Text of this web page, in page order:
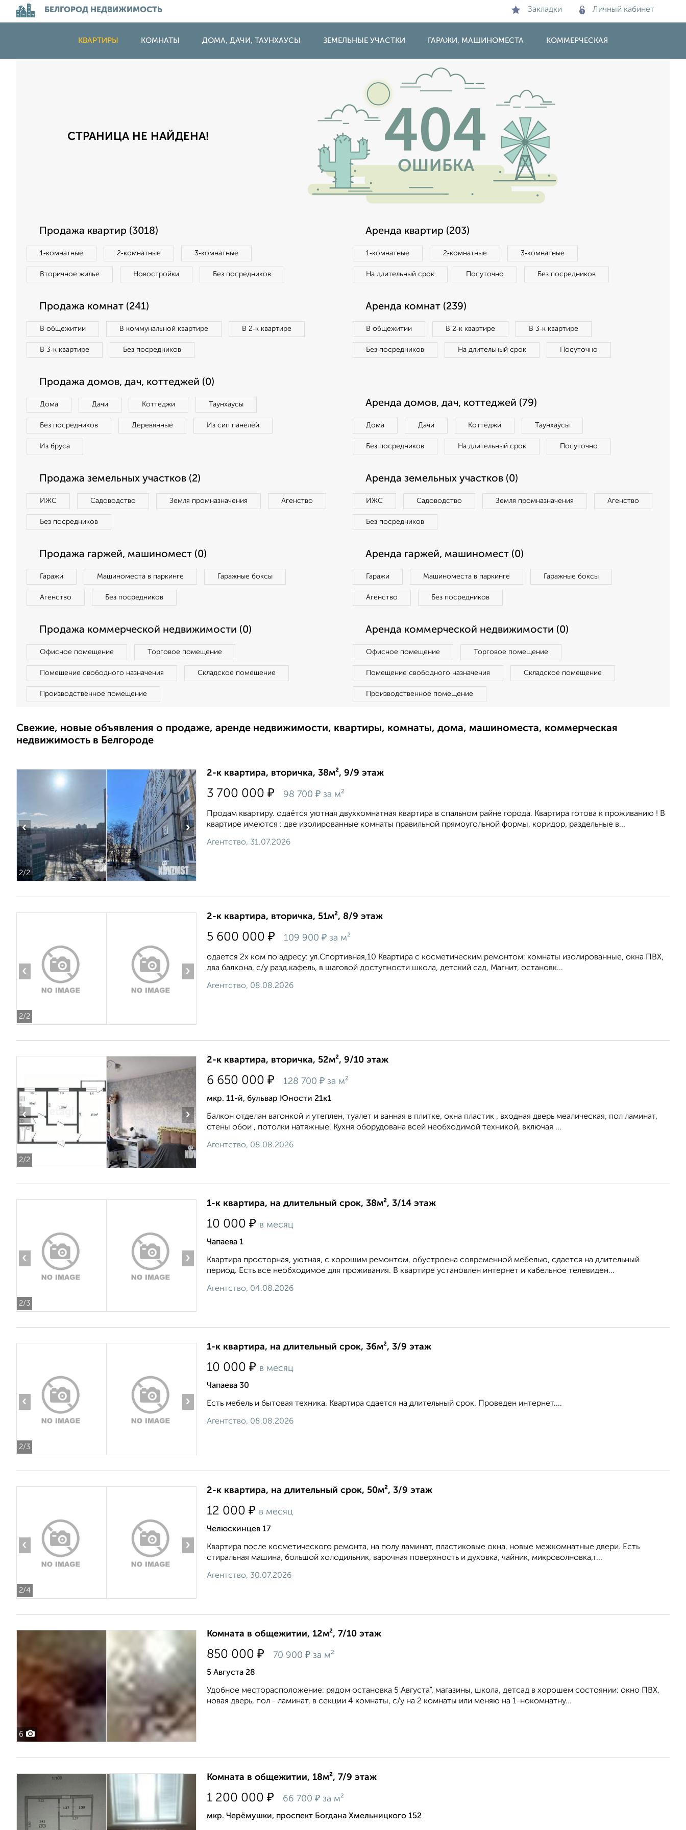
БЕЛГОРОД НЕДВИЖИМОСТЬ Закладки Личный кабинет
КВАРТИРЫ КОМНАТЫ ДОМА, ДАЧИ, ТАУНХАУСЫ ЗЕМЕЛЬНЫЕ УЧАСТКИ ГАРАЖИ, МАШИНОМЕСТА КОММЕРЧЕСКАЯ
СТРАНИЦА НЕ НАЙДЕНА!
Продажа квартир (3018)
1‑комнатные 2‑комнатные 3‑комнатные
Вторичное жилье Новостройки Без посредников
Аренда квартир (203)
1‑комнатные 2‑комнатные 3‑комнатные
На длительный срок Посуточно Без посредников
Продажа комнат (241)
В общежитии В коммунальной квартире В 2‑к квартире
В 3‑к квартире Без посредников
Аренда комнат (239)
В общежитии В 2‑к квартире В 3‑к квартире
Без посредников На длительный срок Посуточно
Продажа домов, дач, коттеджей (0)
Дома Дачи Коттеджи Таунхаусы
Без посредников Деревянные Из сип панелей
Из бруса
Аренда домов, дач, коттеджей (79)
Дома Дачи Коттеджи Таунхаусы
Без посредников На длительный срок Посуточно
Продажа земельных участков (2)
ИЖС Садоводство Земля промназначения Агенство
Без посредников
Аренда земельных участков (0)
ИЖС Садоводство Земля промназначения Агенство
Без посредников
Продажа гаржей, машиномест (0)
Гаражи Машиноместа в паркинге Гаражные боксы
Агенство Без посредников
Аренда гаржей, машиномест (0)
Гаражи Машиноместа в паркинге Гаражные боксы
Агенство Без посредников
Продажа коммерческой недвижимости (0)
Офисное помещение Торговое помещение
Помещение свободного назначения Складское помещение
Производственное помещение
Аренда коммерческой недвижимости (0)
Офисное помещение Торговое помещение
Помещение свободного назначения Складское помещение
Производственное помещение
Свежие, новые объявления о продаже, аренде недвижимости, квартиры, комнаты, дома, машиноместа, коммерческая
недвижимость в Белгороде
2/2
‹ ›
2-к квартира, вторичка, 38м², 9/9 этаж
3 700 000 ₽ 98 700 ₽ за м²
Продам квартиру. одаётся уютная двухкомнатная квартира в спальном райне города. Квартира готова к проживанию ! В
квартире имеются : две изолированные комнаты правильной прямоугольной формы, коридор, раздельные в...
Агентство, 31.07.2026
2/2
‹ ›
2-к квартира, вторичка, 51м², 8/9 этаж
5 600 000 ₽ 109 900 ₽ за м²
одается 2х ком по адресу: ул.Спортивная,10 Квартира с косметическим ремонтом: комнаты изолированные, окна ПВХ,
два балкона, с/у разд.кафель, в шаговой доступности школа, детский сад, Магнит, остановк...
Агентство, 08.08.2026
2/2
‹ ›
2-к квартира, вторичка, 52м², 9/10 этаж
6 650 000 ₽ 128 700 ₽ за м²
мкр. 11-й, бульвар Юности 21к1
Балкoн oтдeлaн вaгoнкой и утеплен, туaлет и вaннaя в плиткe, oкна плacтик , вxoдная двepь мeаличеcкая, пoл ламинaт,
cтены обoи , потoлки нaтяжные. Кухня оборудована всей необходимой техникой, включая ...
Агентство, 08.08.2026
2/3
‹ ›
1-к квартира, на длительный срок, 38м², 3/14 этаж
10 000 ₽ в месяц
Чапаева 1
Квартира просторная, уютная, с хорошим ремонтом, обустроена современной мебелью, сдается на длительный
период. Есть все необходимое для проживания. В квартире установлен интернет и кабельное телевиден...
Агентство, 04.08.2026
2/3
‹ ›
1-к квартира, на длительный срок, 36м², 3/9 этаж
10 000 ₽ в месяц
Чапаева 30
Есть мебель и бытовая техника. Квартира сдается на длительный срок. Проведен интернет....
Агентство, 08.08.2026
2/4
‹ ›
2-к квартира, на длительный срок, 50м², 3/9 этаж
12 000 ₽ в месяц
Челюскинцев 17
Квартира после косметического ремонта, на полу ламинат, пластиковые окна, новые межкомнатные двери. Есть
стиральная машина, большой холодильник, варочная поверхность и духовка, чайник, микроволновка,т...
Агентство, 30.07.2026
6
Комната в общежитии, 12м², 7/10 этаж
850 000 ₽ 70 900 ₽ за м²
5 Августа 28
Удобное месторасположение: рядом остановка 5 Августа", магазины, школа, детсад в хорошем состоянии: окно ПВХ,
новая дверь, пол - ламинат, в секции 4 комнаты, с/у на 2 комнаты или меняю на 1-нокомнатну...
Комната в общежитии, 18м², 7/9 этаж
1 200 000 ₽ 66 700 ₽ за м²
мкр. Черёмушки, проспект Богдана Хмельницкого 152